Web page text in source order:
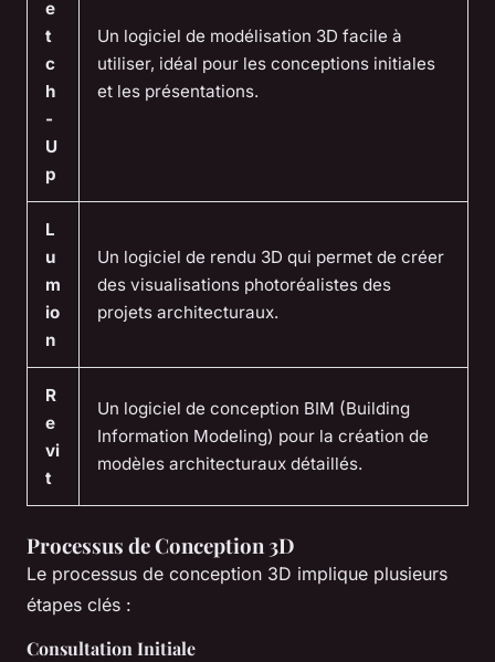
e
t
c
h
-
U
p
Un logiciel de modélisation 3D facile à
utiliser, idéal pour les conceptions initiales
et les présentations.
L
u
m
io
n
Un logiciel de rendu 3D qui permet de créer
des visualisations photoréalistes des
projets architecturaux.
R
e
vi
t
Un logiciel de conception BIM (Building
Information Modeling) pour la création de
modèles architecturaux détaillés.
Processus de Conception 3D
Le processus de conception 3D implique plusieurs
étapes clés :
Consultation Initiale